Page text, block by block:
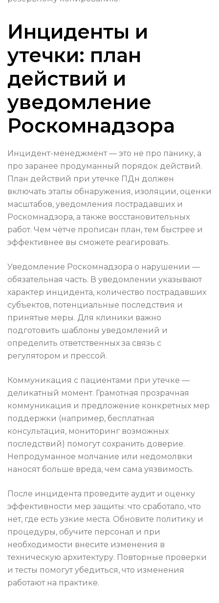
Инциденты и
утечки: план
действий и
уведомление
Роскомнадзора
Инцидент-менеджмент — это не про панику, а
про заранее продуманный порядок действий.
План действий при утечке ПДн должен
включать этапы обнаружения, изоляции, оценки
масштабов, уведомления пострадавших и
Роскомнадзора, а также восстановительных
работ. Чем чётче прописан план, тем быстрее и
эффективнее вы сможете реагировать.
Уведомление Роскомнадзора о нарушении —
обязательная часть. В уведомлении указывают
характер инцидента, количество пострадавших
субъектов, потенциальные последствия и
принятые меры. Для клиники важно
подготовить шаблоны уведомлений и
определить ответственных за связь с
регулятором и прессой.
Коммуникация с пациентами при утечке —
деликатный момент. Грамотная прозрачная
коммуникация и предложение конкретных мер
поддержки (например, бесплатная
консультация, мониторинг возможных
последствий) помогут сохранить доверие.
Непродуманное молчание или недомолвки
наносят больше вреда, чем сама уязвимость.
После инцидента проведите аудит и оценку
эффективности мер защиты: что сработало, что
нет, где есть узкие места. Обновите политику и
процедуры, обучите персонал и при
необходимости внесите изменения в
техническую архитектуру. Повторные проверки
и тесты помогут убедиться, что изменения
работают на практике.